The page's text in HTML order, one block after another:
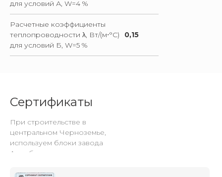
для условий А, W=4 %
Расчетные коэффициенты
теплопроводности λ, Вт/(м⋅°С)
для условий Б, W=5 %
0,15
Сертификаты
При строительстве в
центральном Черноземье,
используем блоки завода
Аэробел.